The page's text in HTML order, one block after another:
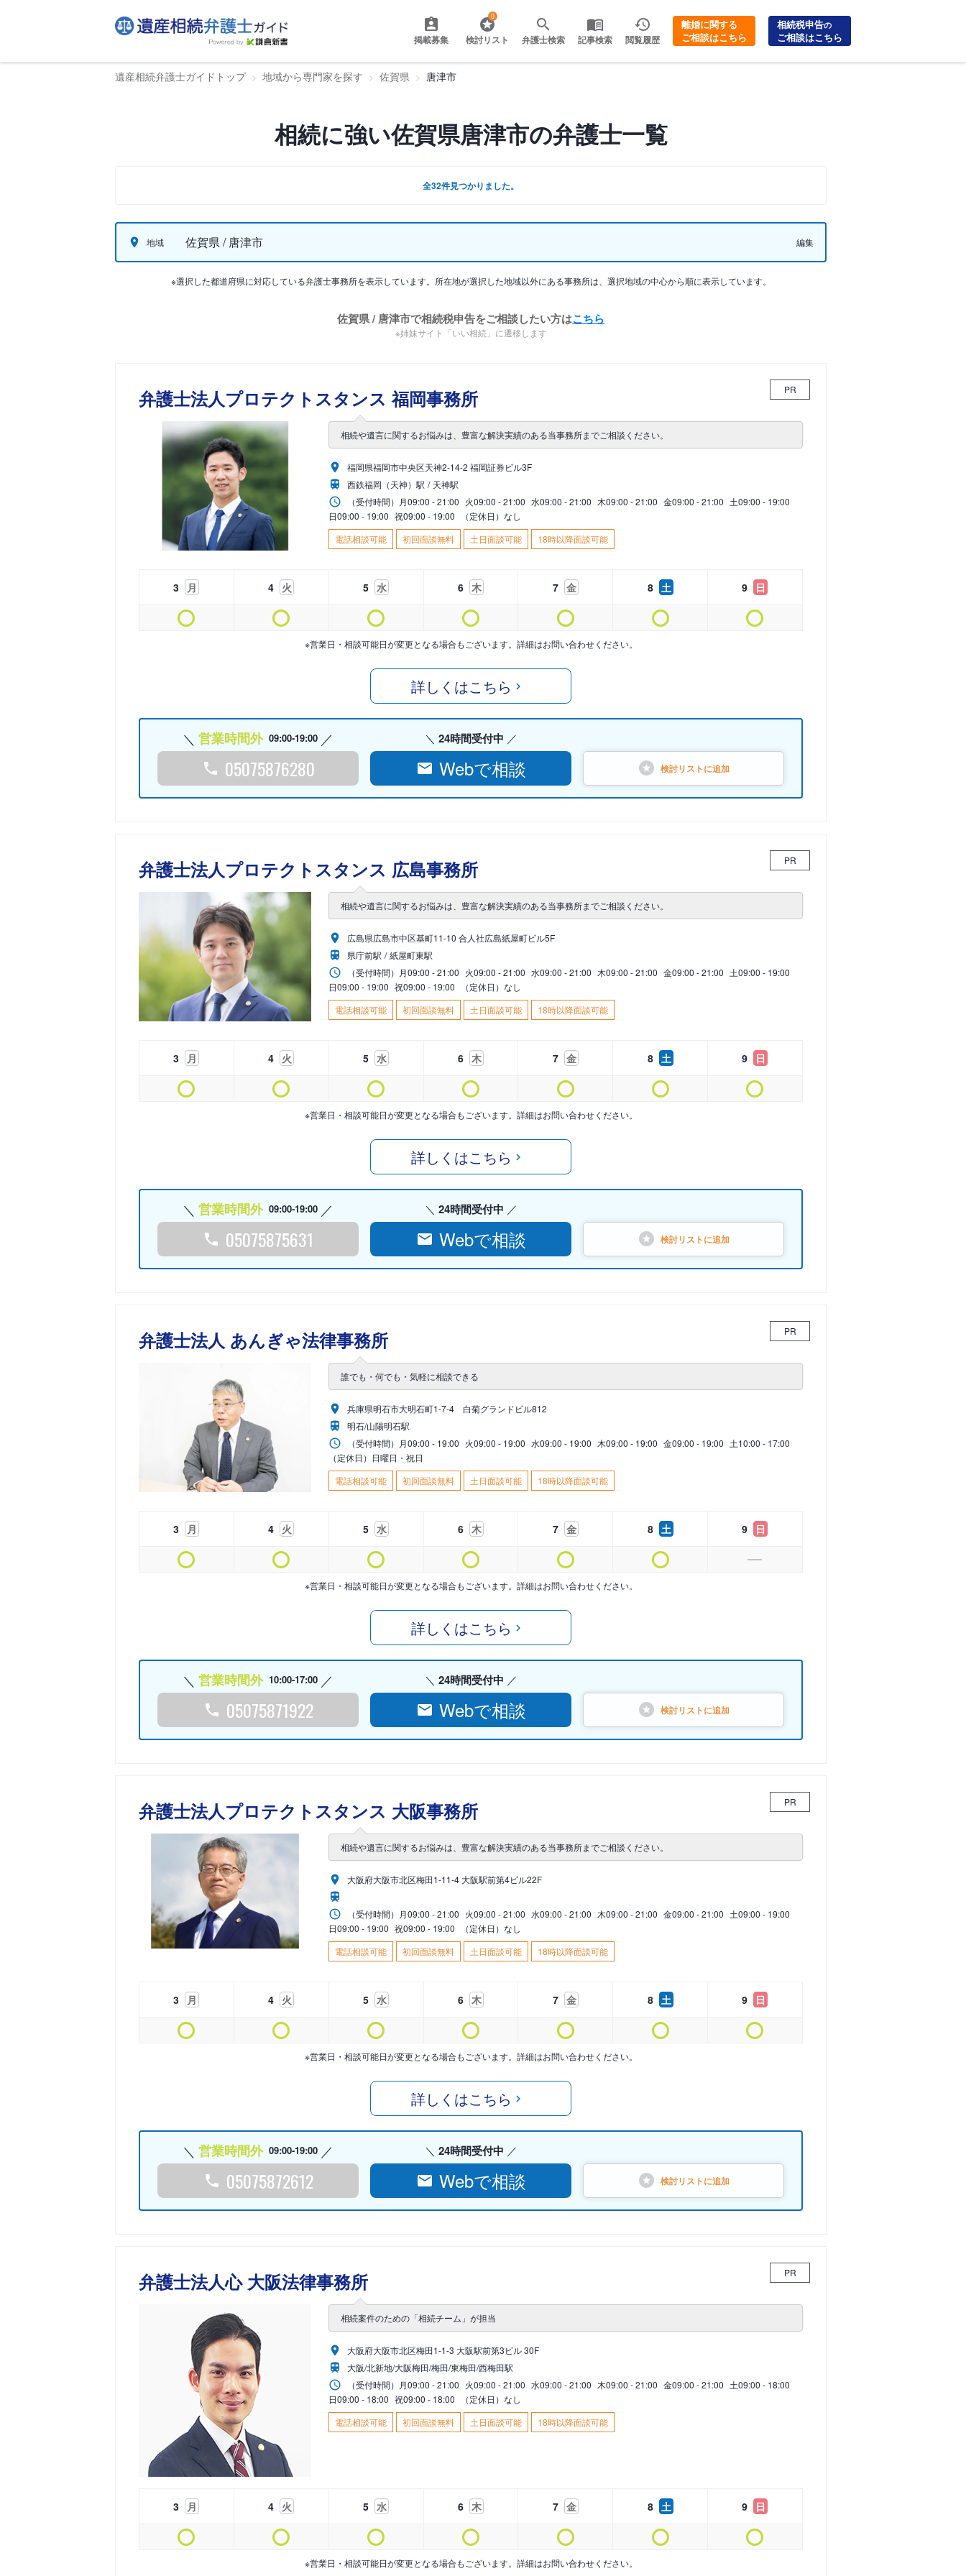
掲載募集
0
検討リスト 弁護士検索 記事検索 閲覧履歴
離婚に関する
ご相談はこちら
相続税申告の
ご相談はこちら
遺産相続弁護士ガイドトップ 地域から専門家を探す 佐賀県 唐津市
相続に強い佐賀県唐津市の弁護士一覧
全32件見つかりました。
地域 佐賀県 / 唐津市 編集
※選択した都道府県に対応している弁護士事務所を表示しています。所在地が選択した地域以外にある事務所は、選択地域の中心から順に表示しています。
佐賀県 / 唐津市で相続税申告をご相談したい方はこちら
※姉妹サイト「いい相続」に遷移します
弁護士法人プロテクトスタンス 福岡事務所 PR
相続や遺言に関するお悩みは、豊富な解決実績のある当事務所までご相談ください。
福岡県福岡市中央区天神2-14-2 福岡証券ビル3F
西鉄福岡（天神）駅
天神駅
（受付時間） 月09:00 - 21:00 火09:00 - 21:00 水09:00 - 21:00 木09:00 - 21:00 金09:00 - 21:00 土09:00 - 19:00
日09:00 - 19:00 祝09:00 - 19:00
（定休日）なし
電話相談可能
初回面談無料 土日面談可能 18時以降面談可能
3 月 4 火 5 水 6 木 7 金 8 土 9 日
※営業日・相談可能日が変更となる場合もございます。詳細はお問い合わせください。
詳しくはこちら
営業時間外 09:00-19:00
05075876280
24時間受付中
Webで相談 検討リストに追加
弁護士法人プロテクトスタンス 広島事務所 PR
相続や遺言に関するお悩みは、豊富な解決実績のある当事務所までご相談ください。
広島県広島市中区基町11-10 合人社広島紙屋町ビル5F
県庁前駅
紙屋町東駅
（受付時間） 月09:00 - 21:00 火09:00 - 21:00 水09:00 - 21:00 木09:00 - 21:00 金09:00 - 21:00 土09:00 - 19:00
日09:00 - 19:00 祝09:00 - 19:00
（定休日）なし
電話相談可能
初回面談無料 土日面談可能 18時以降面談可能
3 月 4 火 5 水 6 木 7 金 8 土 9 日
※営業日・相談可能日が変更となる場合もございます。詳細はお問い合わせください。
詳しくはこちら
営業時間外 09:00-19:00
05075875631
24時間受付中
Webで相談 検討リストに追加
弁護士法人 あんぎゃ法律事務所 PR
誰でも・何でも・気軽に相談できる
兵庫県明石市大明石町1-7-4 白菊グランドビル812
明石/山陽明石駅
（受付時間） 月09:00 - 19:00 火09:00 - 19:00 水09:00 - 19:00 木09:00 - 19:00 金09:00 - 19:00 土10:00 - 17:00
（定休日）日曜日・祝日
電話相談可能
初回面談無料 土日面談可能 18時以降面談可能
3 月 4 火 5 水 6 木 7 金 8 土 9 日
※営業日・相談可能日が変更となる場合もございます。詳細はお問い合わせください。
詳しくはこちら
営業時間外 10:00-17:00
05075871922
24時間受付中
Webで相談 検討リストに追加
弁護士法人プロテクトスタンス 大阪事務所 PR
相続や遺言に関するお悩みは、豊富な解決実績のある当事務所までご相談ください。
大阪府大阪市北区梅田1-11-4 大阪駅前第4ビル22F
（受付時間） 月09:00 - 21:00 火09:00 - 21:00 水09:00 - 21:00 木09:00 - 21:00 金09:00 - 21:00 土09:00 - 19:00
日09:00 - 19:00 祝09:00 - 19:00
（定休日）なし
電話相談可能
初回面談無料 土日面談可能 18時以降面談可能
3 月 4 火 5 水 6 木 7 金 8 土 9 日
※営業日・相談可能日が変更となる場合もございます。詳細はお問い合わせください。
詳しくはこちら
営業時間外 09:00-19:00
05075872612
24時間受付中
Webで相談 検討リストに追加
弁護士法人心 大阪法律事務所 PR
相続案件のための「相続チーム」が担当
大阪府大阪市北区梅田1-1-3 大阪駅前第3ビル 30F
大阪/北新地/大阪梅田/梅田/東梅田/西梅田駅
（受付時間） 月09:00 - 21:00 火09:00 - 21:00 水09:00 - 21:00 木09:00 - 21:00 金09:00 - 21:00 土09:00 - 18:00
日09:00 - 18:00 祝09:00 - 18:00
（定休日）なし
電話相談可能
初回面談無料 土日面談可能 18時以降面談可能
3 月 4 火 5 水 6 木 7 金 8 土 9 日
※営業日・相談可能日が変更となる場合もございます。詳細はお問い合わせください。